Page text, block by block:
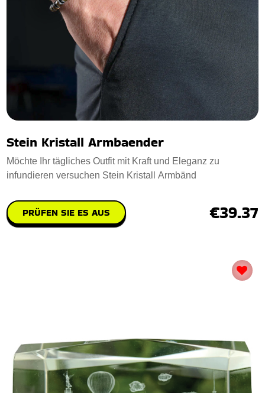
Stein Kristall Armbaender
Möchte Ihr tägliches Outfit mit Kraft und Eleganz zu
infundieren versuchen Stein Kristall Armbänd
PRÜFEN SIE ES AUS €39.37